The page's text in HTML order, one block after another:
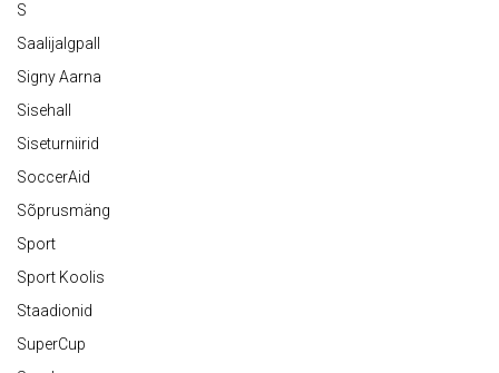
S
Saalijalgpall
Signy Aarna
Sisehall
Siseturniirid
SoccerAid
Sõprusmäng
Sport
Sport Koolis
Staadionid
SuperCup